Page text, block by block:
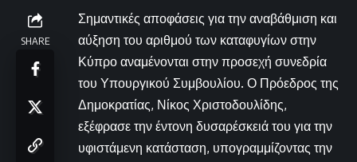
SHARE
Σημαντικές αποφάσεις για την αναβάθμιση και
αύξηση του αριθμού των καταφυγίων στην
Κύπρο αναμένονται στην προσεχή συνεδρία
του Υπουργικού Συμβουλίου. Ο Πρόεδρος της
Δημοκρατίας, Νίκος Χριστοδουλίδης,
εξέφρασε την έντονη δυσαρέσκειά του για την
υφιστάμενη κατάσταση, υπογραμμίζοντας την